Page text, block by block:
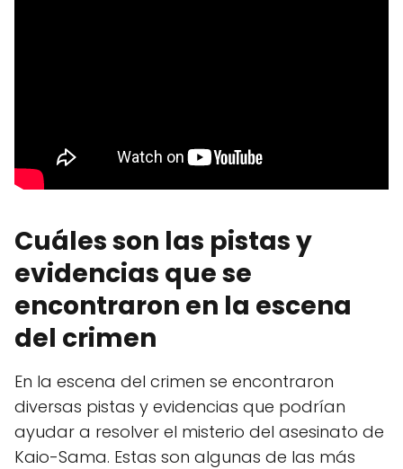
Cuáles son las pistas y
evidencias que se
encontraron en la escena
del crimen
En la escena del crimen se encontraron
diversas pistas y evidencias que podrían
ayudar a resolver el misterio del asesinato de
Kaio-Sama. Estas son algunas de las más